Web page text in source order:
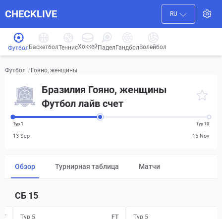
CHECKLIVE RU
Футбол БаскетболТеннисХоккей ПаделГандбол Волейбол
Футбол /Гояно, женщины
Бразилия Гояно, женщины
Футбол лайв счет
Тур 1 Тур 10
13 Sep 15 Nov
Обзор Турнирная таблица Матчи
СБ 15
Тур 5 FT Тур 5